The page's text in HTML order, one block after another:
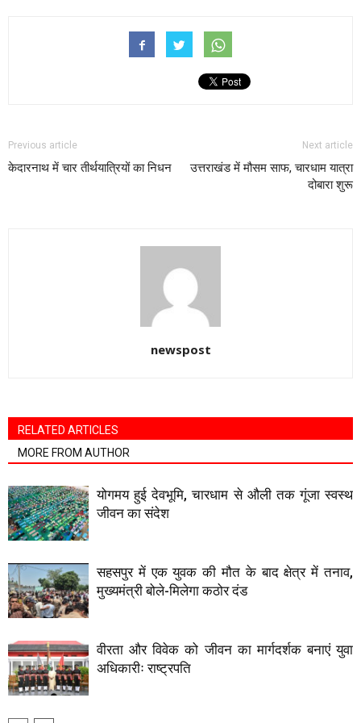
Previous article
केदारनाथ में चार तीर्थयात्रियों का निधन
Next article
उत्तराखंड में मौसम साफ, चारधाम यात्रा
दोबारा शुरू
newspost
RELATED ARTICLES
MORE FROM AUTHOR
योगमय हुई देवभूमि, चारधाम से औली तक गूंजा स्वस्थ
जीवन का संदेश
सहसपुर में एक युवक की मौत के बाद क्षेत्र में तनाव,
मुख्यमंत्री बोले-मिलेगा कठोर दंड
वीरता और विवेक को जीवन का मार्गदर्शक बनाएं युवा
अधिकारीः राष्ट्रपति